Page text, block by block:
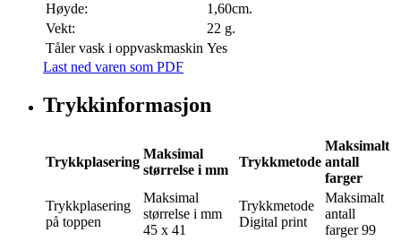
Høyde:
1,60cm.
Vekt:
22 g.
Tåler vask i oppvaskmaskin Yes
Last ned varen som PDF
Trykkinformasjon
Trykkplasering
Maksimal
størrelse i mm
Trykkmetode
Maksimalt
antall
farger
Trykkplasering
på toppen
Maksimal
størrelse i mm
45 x 41
Trykkmetode
Digital print
Maksimalt
antall
farger 99